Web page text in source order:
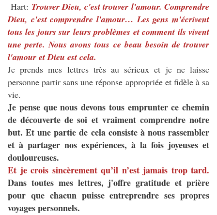
Hart: Trouver Dieu, c'est trouver l'amour. Comprendre
Dieu, c'est comprendre l'amour… Les gens m'écrivent
tous les jours sur leurs problèmes et comment ils vivent
une perte. Nous avons tous ce beau besoin de trouver
l'amour et Dieu est cela.
Je prends mes lettres très au sérieux et je ne laisse
personne partir sans une réponse appropriée et fidèle à sa
vie.
Je pense que nous devons tous emprunter ce chemin
de découverte de soi et vraiment comprendre notre
but. Et une partie de cela consiste à nous rassembler
et à partager nos expériences, à la fois joyeuses et
douloureuses.
Et je crois sincèrement qu’il n’est jamais trop tard.
Dans toutes mes lettres, j'offre gratitude et prière
pour que chacun puisse entreprendre ses propres
voyages personnels.